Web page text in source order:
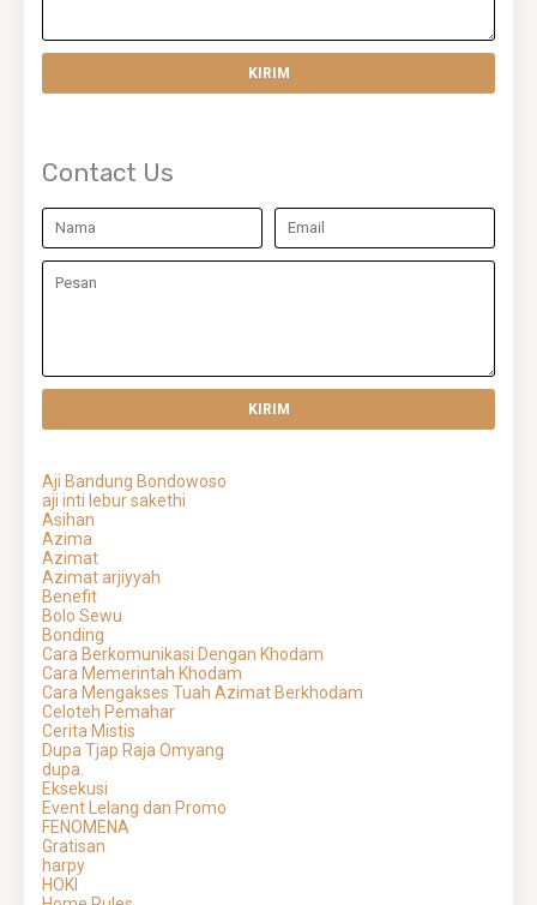
Contact Us
Aji Bandung Bondowoso
aji inti lebur sakethi
Asihan
Azima
Azimat
Azimat arjiyyah
Benefit
Bolo Sewu
Bonding
Cara Berkomunikasi Dengan Khodam
Cara Memerintah Khodam
Cara Mengakses Tuah Azimat Berkhodam
Celoteh Pemahar
Cerita Mistis
Dupa Tjap Raja Omyang
dupa.
Eksekusi
Event Lelang dan Promo
FENOMENA
Gratisan
harpy
HOKI